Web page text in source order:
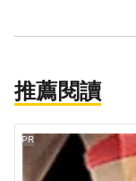
推薦閱讀
PR